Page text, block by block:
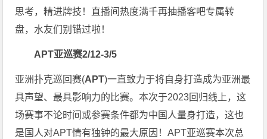
思考，精进牌技！直播间热度满千再抽播客吧专属转
盘，水友们别错过啦！
APT亚巡赛2/12-3/5
亚洲扑克巡回赛(APT)一直致力于将自身打造成为亚洲最
具声望、最具影响力的比赛。本次于2023回归线上，这
场赛事不论时间或参赛条件都为中国人量身打造，这也
是国人对APT情有独钟的最大原因！APT亚巡赛本次总